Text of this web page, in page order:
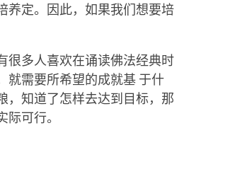
养定。因此，如果我们想要培
很多人喜欢在诵读佛法经典时
就需要所希望的成就基 于什
，知道了怎样去达到目标，那
可行。